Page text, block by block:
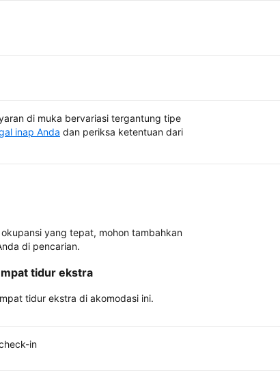
di muka bervariasi tergantung tipe
inap Anda dan periksa ketentuan dari
yang tepat, mohon tambahkan
di pencarian.
tidur ekstra
tidur ekstra di akomodasi ini.
in